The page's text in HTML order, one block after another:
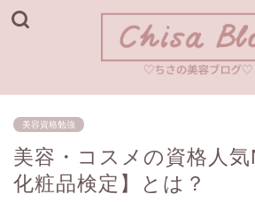
美容資格勉強
美容・コスメの資格人
化粧品検定】とは？